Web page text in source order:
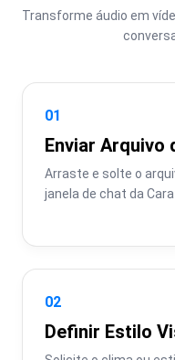
Transforme áudio em
01
Enviar Arquivo
Arraste e solte o
janela de chat da
02
Definir Estilo